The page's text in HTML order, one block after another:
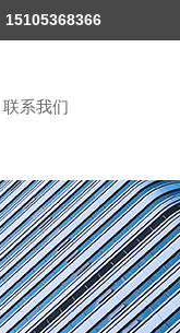
15105368366
联系我们